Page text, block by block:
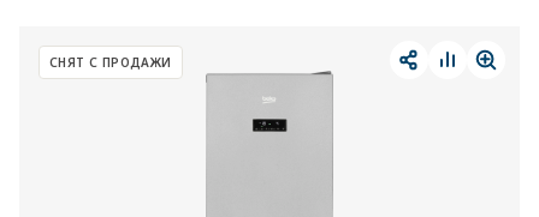
Малая бытовая техника
Климатическая техника
СНЯТ С ПРОДАЖИ